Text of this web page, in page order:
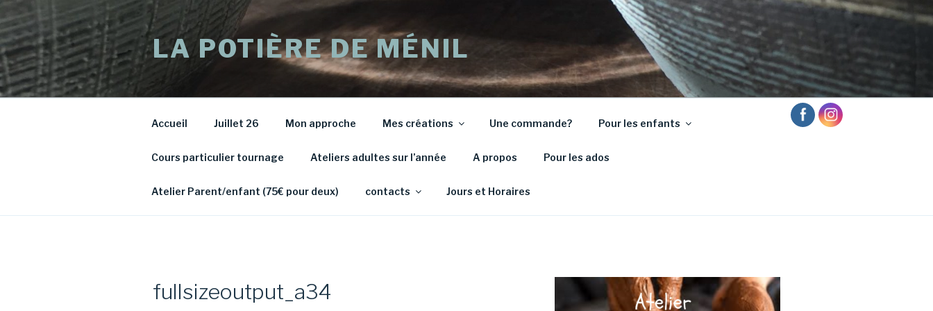
Aller
au
contenu
principal
LA POTIÈRE DE MÉNIL
Accueil Juillet 26 Mon approche Mes créations Une commande? Pour les enfants
Cours particulier tournage Ateliers adultes sur l’année A propos Pour les ados
Atelier Parent/enfant (75€ pour deux) contacts Jours et Horaires
fullsizeoutput_a34